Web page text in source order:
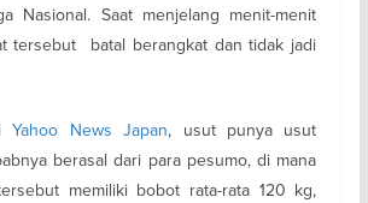
Nasional. Saat menjelang menit-menit
tersebut batal berangkat dan tidak jadi
Yahoo News Japan, usut punya usut
berasal dari para pesumo, di mana
memiliki bobot rata-rata 120 kg,